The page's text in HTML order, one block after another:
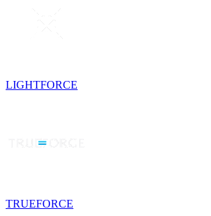
LIGHTFORCE
TRUEFORCE